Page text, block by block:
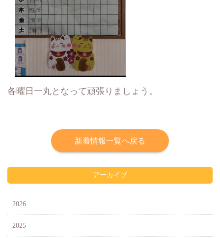
各曜日一丸となって頑張りましょう。
新着情報一覧へ戻る
アーカイブ
2026
2025